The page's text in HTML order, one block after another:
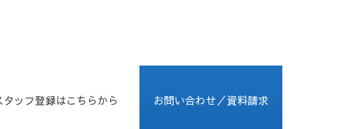
タッフ登録はこちらから お問い合わせ／資料請求